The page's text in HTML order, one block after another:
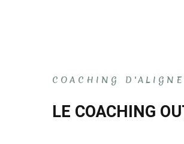
COACHING
LE COACHING